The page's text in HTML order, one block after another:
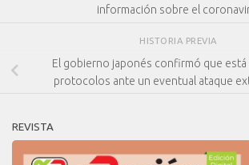
información sobre el
HISTORIA PREVIA
El gobierno japonés confirmó que está
protocolos ante un eventual ataque
REVISTA